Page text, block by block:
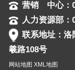
营销 中心：
人力资源部：
联系地址：洛
羲路108号
网站地图 XML地图